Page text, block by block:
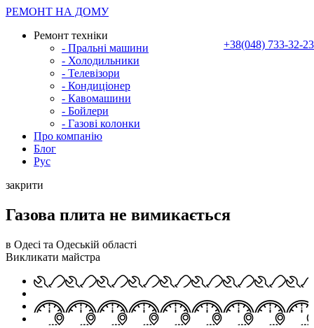
РЕМОНТ НА ДОМУ
Ремонт техніки
- Пральні машини
- Холодильники
- Телевізори
- Кондиціонер
- Кавомашини
- Бойлери
- Газові колонки
Про компанію
Блог
Рус
закрити
+38(048) 733-32-23
Газова плита не вимикається
в Одесі та Одеській області
Викликати майстра